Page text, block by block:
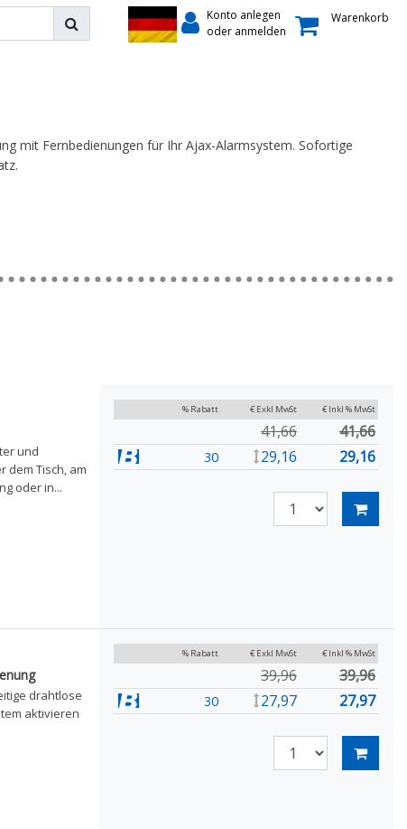
Konto anlegen
oder anmelden
Warenkorb
mit Fernbedienungen für Ihr Ajax-Alarmsystem. Sofortige
und
dem Tisch, am
oder in...
% Rabatt € Exkl MwSt € Inkl % MwSt
41,66 41,66
30 29,16 29,16
drahtlose
aktivieren
% Rabatt € Exkl MwSt € Inkl % MwSt
39,96 39,96
30 27,97 27,97